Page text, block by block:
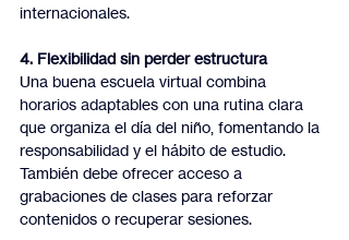
internacionales.
4. Flexibilidad sin perder estructura
Una buena escuela virtual combina
horarios adaptables con una rutina clara
que organiza el día del niño, fomentando la
responsabilidad y el hábito de estudio.
También debe ofrecer acceso a
grabaciones de clases para reforzar
contenidos o recuperar sesiones.